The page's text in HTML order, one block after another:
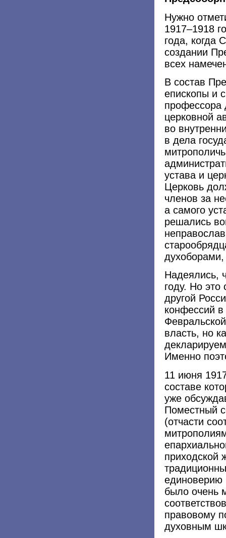
Нужно
1917–1918
года, когда
создании
всех
В состав
епископы и
профессора
церковной
во
в дела
устава и
Церковь
членов за
а самого
решались
Надеялись,
году. Но это
другой
конфессий
власть, но
Именно
11 июня
составе
уже
Поместный
(отчасти
приходской
единоверию
было очень
правовому
духовным